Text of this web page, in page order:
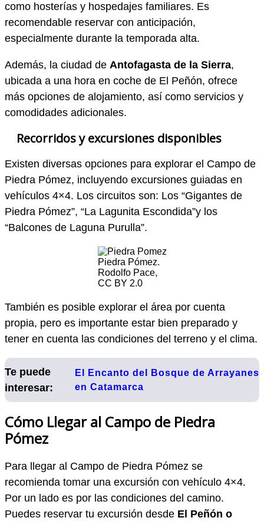
como hosterías y hospedajes familiares. Es
recomendable reservar con anticipación,
especialmente durante la temporada alta.
Además, la ciudad de Antofagasta de la Sierra,
ubicada a una hora en coche de El Peñón, ofrece
más opciones de alojamiento, así como servicios y
comodidades adicionales.
Recorridos y excursiones disponibles
Existen diversas opciones para explorar el Campo de
Piedra Pómez, incluyendo excursiones guiadas en
vehículos 4×4. Los circuitos son: Los “Gigantes de
Piedra Pómez”, “La Lagunita Escondida”y los
“Balcones de Laguna Purulla”.
Piedra Pómez.
Rodolfo Pace,
CC BY 2.0
También es posible explorar el área por cuenta
propia, pero es importante estar bien preparado y
tener en cuenta las condiciones del terreno y el clima.
Te puede
interesar:
El Encanto del Bosque de Arrayanes
en Catamarca
Cómo Llegar al Campo de Piedra
Pómez
Para llegar al Campo de Piedra Pómez se
recomienda tomar una excursión con vehículo 4×4.
Por un lado es por las condiciones del camino.
Puedes reservar tu excursión desde El Peñón o